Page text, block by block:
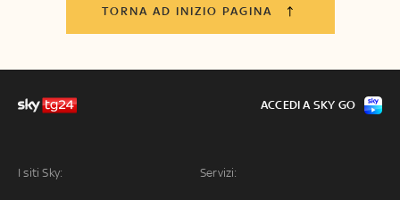
TORNA AD INIZIO PAGINA
I siti Sky: Servizi:
ACCEDI A SKY GO